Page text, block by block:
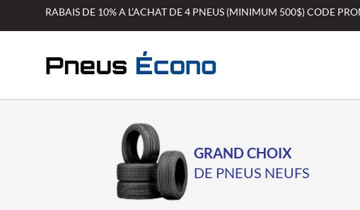
RABAIS DE 10% A L’ACHAT DE 4 PNEUS (MINIMUM 500$) CODE
GRAND CHOIX
DE PNEUS NEUFS